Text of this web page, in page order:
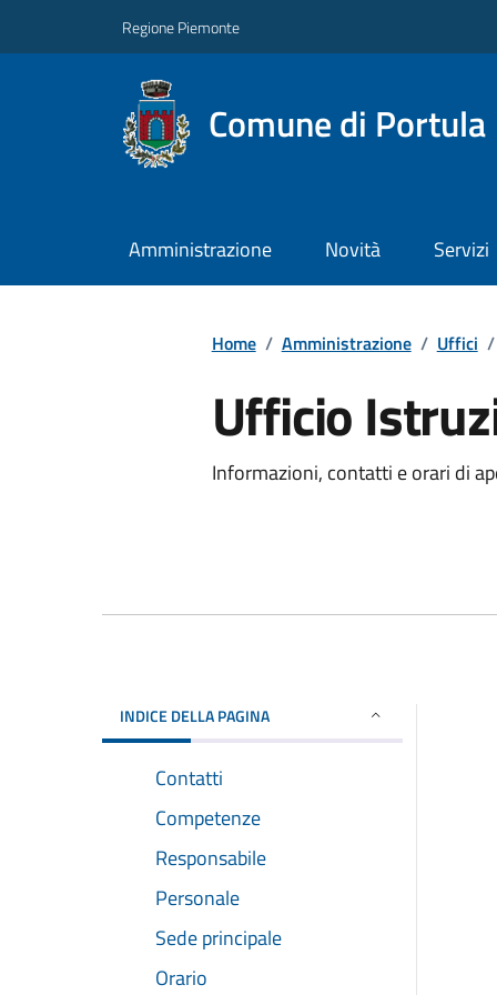
Regione Piemonte
Comune di Portula
Amministrazione Novità Servizi
Home / Amministrazione / Uffici /
Ufficio
Informazioni, contatti e orari di
INDICE DELLA PAGINA
Contatti
Competenze
Responsabile
Personale
Sede principale
Orario